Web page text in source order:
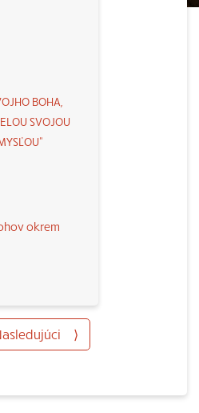
BOHA,
SVOJOU
okrem
⟩